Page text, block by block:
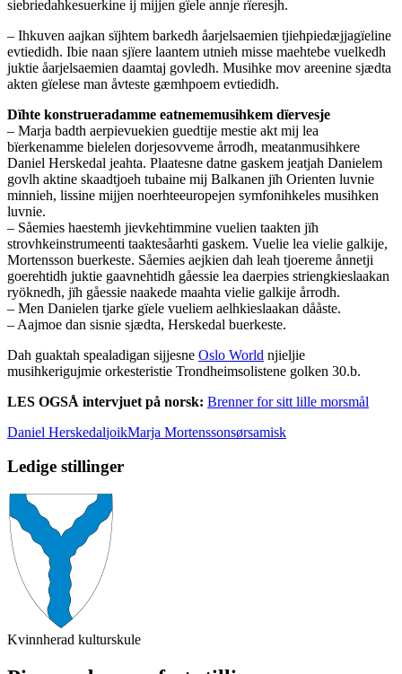
siebriedahkesuerkine ij mijjen gïele annje rïeresjh.
– Ihkuven aajkan sïjhtem barkedh åarjelsaemien tjiehpiedæjjagïeline
evtiedidh. Ibie naan sjïere laantem utnieh misse maehtebe vuelkedh
juktie åarjelsaemien daamtaj govledh. Musihke mov areenine sjædta
akten gïelese man åvteste gæmhpoem evtiedidh.
Dïhte konstrueradamme eatnememusihkem dïervesje
– Marja badth aerpievuekien guedtije mestie akt mij lea
bïerkenamme bielelen dorjesovveme årrodh, meatanmusihkere
Daniel Herskedal jeahta. Plaatesne datne gaskem jeatjah Danielem
govlh aktine skaadtjoeh tubaine mij Balkanen jïh Orienten luvnie
minnieh, lissine mijjen noerhteeuropejen symfonihkeles musihken
luvnie.
– Såemies haestemh jievkehtimmine vuelien taakten jïh
strovhkeinstrumeenti taaktesåarhti gaskem. Vuelie lea vielie galkije,
Mortensson buerkeste. Såemies aejkien dah leah tjoereme ånnetji
goerehtidh juktie gaavnehtidh gåessie lea daerpies striengkieslaakan
ryöknedh, jïh gåessie naakede maahta vielie galkije årrodh.
– Men Danielen tjarke gïele vueliem aelhkieslaakan dååste.
– Aajmoe dan sisnie sjædta, Herskedal buerkeste.
Dah guaktah spealadigan sijjesne Oslo World njieljie
musihkerigujmie orkesteristie Trondheimsolistene golken 30.b.
LES OGSÅ intervjuet på norsk: Brenner for sitt lille morsmål
Daniel HerskedaljoikMarja Mortenssonsørsamisk
Ledige stillinger
Kvinnherad kulturskule